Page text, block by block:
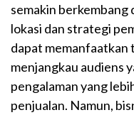
semakin berkembang
lokasi dan strategi
dapat
menjangkau audiens
pengalaman yang
penjualan. Namun,